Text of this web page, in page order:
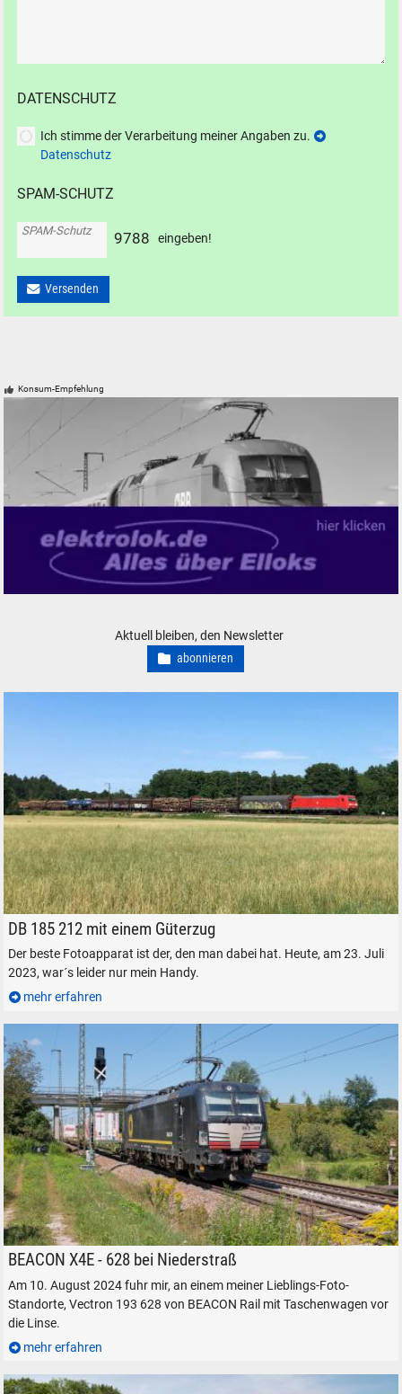
DATENSCHUTZ
Ich stimme der Verarbeitung meiner Angaben zu.
Datenschutz
SPAM-SCHUTZ
SPAM-Schutz 9788 eingeben!
Versenden
Konsum-Empfehlung
Aktuell bleiben, den Newsletter
abonnieren
DB 185 212 mit einem Güterzug bei Freilassing, am 23. Juli 2023.
DB 185 212 mit einem Güterzug
Der beste Fotoapparat ist der, den man dabei hat. Heute, am 23. Juli
2023, war´s leider nur mein Handy.
mehr erfahren
BEACON X4E - 628 (193 628) bei Niederstraß, am 10. August 2024.
BEACON X4E - 628 bei Niederstraß
Am 10. August 2024 fuhr mir, an einem meiner Lieblings-Foto-
Standorte, Vectron 193 628 von BEACON Rail mit Taschenwagen vor
die Linse.
mehr erfahren